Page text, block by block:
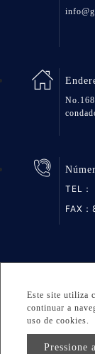
Este site utiliza
continuar a
uso de cookies.
Pressione
TEL：
FAX
Copyright ©